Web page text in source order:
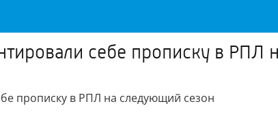
себе прописку в РПЛ
прописку в РПЛ на следующий сезон